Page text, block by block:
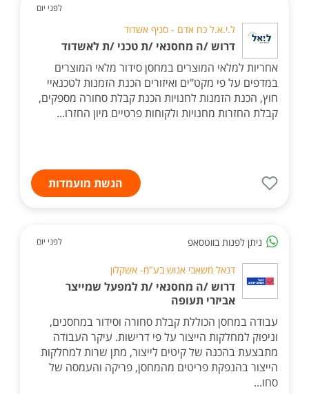
לפני יום
ל.י.א.ל כח אדם - סניף אשדוד
דרוש /ה מחסנאי /ת טכני /ת לאשדוד
אחריות למלאי המוצרים במחסן סידור מלאי המוצרים
במדפים על פי מקט"ים ואיזורים הכנת הזמנות לטכנאיי
חוץ, הכנת הזמנות לחנויות הכנת קבלת סחורה מספקים,
קבלת החזרות מחנויות ולקוחות פרטיים מיון החזרו...
הגשת מועמדות
ניתן לפנות בווטסאפ לפני יום
דנאל משאבי אנוש בע"מ- אשקלון
דרוש /ה מחסנאי /ת למפעל שמייצר
אביזרי תעופה
עבודה במחסן הכוללת קבלת סחורה וסידור במחסנים,
וניפוק למחלקות הייצור על פי דרישות. עיקר העבודה
מתבצעת בהכנה של קיטים לייצור, מתן שרות למחלקות
הייצור בהנפקת פריטים מהמחסן, פריקה והעמסה של
סחו...